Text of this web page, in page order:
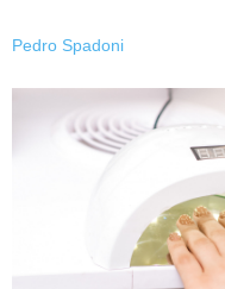
Pedro Spadoni